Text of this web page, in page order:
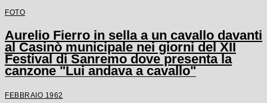
FOTO
Aurelio Fierro in sella a un cavallo davanti
al Casinò municipale nei giorni del XII
Festival di Sanremo dove presenta la
canzone "Lui andava a cavallo"
FEBBRAIO 1962